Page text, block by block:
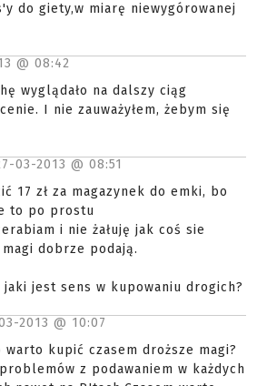
do giety,w miarę niewygórowanej
@ 08:42
wyglądało na dalszy ciąg
I nie zauważyłem, żebym się
03-2013 @ 08:51
17 zł za magazynek do emki, bo
to po prostu
i nie żałuję jak coś sie
dobrze podają.
jaki jest sens w kupowaniu drogich?
2013 @ 10:07
warto kupić czasem droższe magi?
z podawaniem w każdych